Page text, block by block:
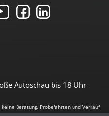
Autoschau bis 18 Uhr
Beratung, Probefahrten und Verkauf